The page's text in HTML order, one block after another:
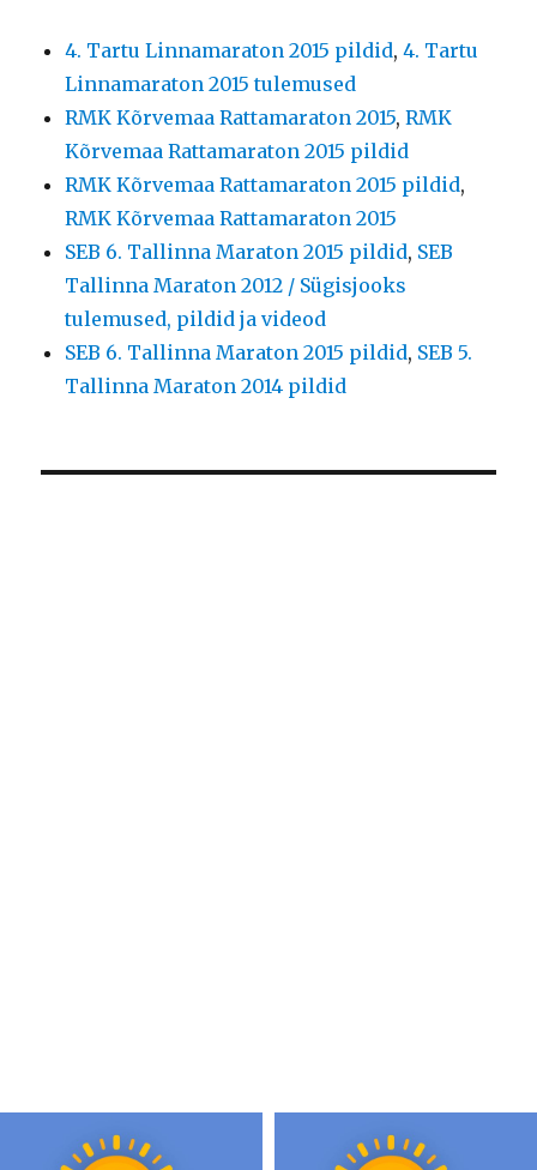
4. Tartu Linnamaraton 2015 pildid,4. Tartu
Linnamaraton 2015 tulemused
RMK Kõrvemaa Rattamaraton 2015,RMK
Kõrvemaa Rattamaraton 2015 pildid
RMK Kõrvemaa Rattamaraton 2015 pildid,
RMK Kõrvemaa Rattamaraton 2015
SEB 6. Tallinna Maraton 2015 pildid, SEB
Tallinna Maraton 2012 / Sügisjooks
tulemused, pildid ja videod
SEB 6. Tallinna Maraton 2015 pildid, SEB 5.
Tallinna Maraton 2014 pildid